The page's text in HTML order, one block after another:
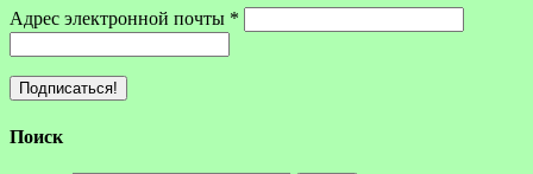
Адрес электронной почты *
Поиск